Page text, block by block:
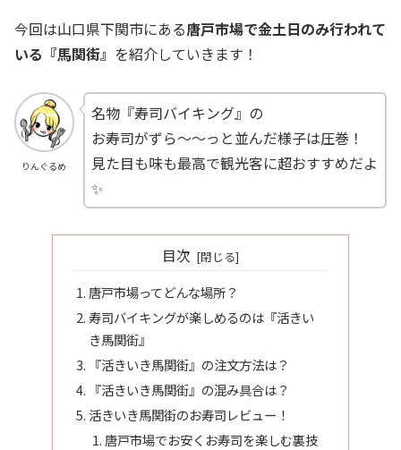
今回は山口県下関市にある唐戸市場で金土日のみ行われて
いる『馬関街』 を紹介していきます！
りんぐるめ
名物『寿司バイキング』の
お寿司がずら～～っと並んだ様子は圧巻！
見た目も味も最高で観光客に超おすすめだよ
✨
目次
唐戸市場ってどんな場所？
寿司バイキングが楽しめるのは『活きい
き馬関街』
『活きいき馬関街』の注文方法は？
『活きいき馬関街』の混み具合は？
活きいき馬関街のお寿司レビュー！
唐戸市場でお安くお寿司を楽しむ裏技